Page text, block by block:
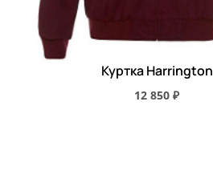
Куртка Harrington
12 850 ₽